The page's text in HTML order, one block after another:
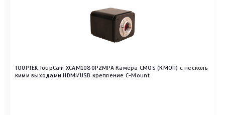
TOUPTEK ToupCam XCAM1080P2MPA Камера CMOS (КМОП) с несколь
кими выходами HDMI/USB крепление C-Mount